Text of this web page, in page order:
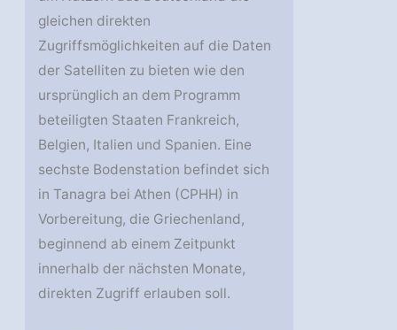
gleichen direkten
Zugriffsmöglichkeiten auf die Daten
der Satelliten zu bieten wie den
ursprünglich an dem Programm
beteiligten Staaten Frankreich,
Belgien, Italien und Spanien. Eine
sechste Bodenstation befindet sich
in Tanagra bei Athen (CPHH) in
Vorbereitung, die Griechenland,
beginnend ab einem Zeitpunkt
innerhalb der nächsten Monate,
direkten Zugriff erlauben soll.